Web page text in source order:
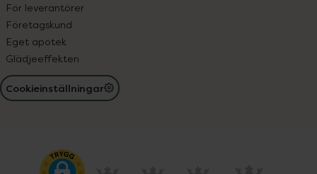
För leverantörer
Företagskund
Eget apotek
Glädjeeffekten
Cookieinställningar